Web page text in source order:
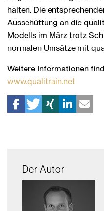
halten. Die
Ausschüttung an die
Modells im März trotz
normalen Umsätze mit
Weitere Informationen
www.qualitrain.net
Der Autor